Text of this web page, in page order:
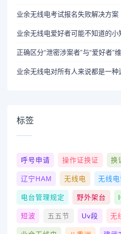
业余无线电考试报名失败解决方案
业余无线电爱好者可能不知道的小
正确区分“泄密涉案者”与“爱好者”
业余无线电对所有人来说都是一种
标签
呼号申请 操作证换证 换
辽宁HAM 无线电 无线
电台管理规定 野外架台
短波 五五节 Uv段 无